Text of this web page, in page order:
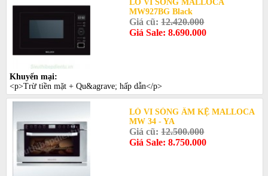
LÒ VI SÓNG MALLOCA
MW927BG Black
Giá cũ:12.420.000
Giá Sale: 8.690.000
Khuyến mại:
<p>Trừ tiền mặt + Qu&agrave; hấp dẫn</p>
LÒ VI SÓNG ÂM KỆ MALLOCA
MW 34 - YA
Giá cũ:12.500.000
Giá Sale: 8.750.000